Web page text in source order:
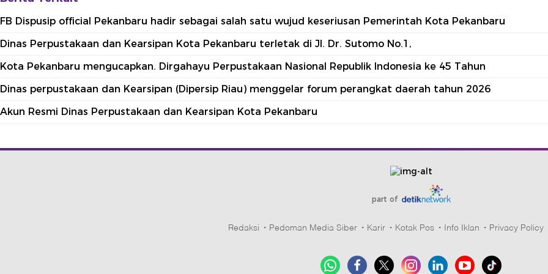
FB Dispusip official Pekanbaru hadir sebagai salah satu wujud keseriusan Pemerintah Kota Pekanbaru
Dinas Perpustakaan dan Kearsipan Kota Pekanbaru terletak di Jl. Dr. Sutomo No.1,
Kota Pekanbaru mengucapkan. Dirgahayu Perpustakaan Nasional Republik Indonesia ke 45 Tahun
Dinas perpustakaan dan Kearsipan (Dipersip Riau) menggelar forum perangkat daerah tahun 2026
Akun Resmi Dinas Perpustakaan dan Kearsipan Kota Pekanbaru
part of
Redaksi Pedoman Media Siber Karir Kotak Pos Info Iklan Privacy Policy